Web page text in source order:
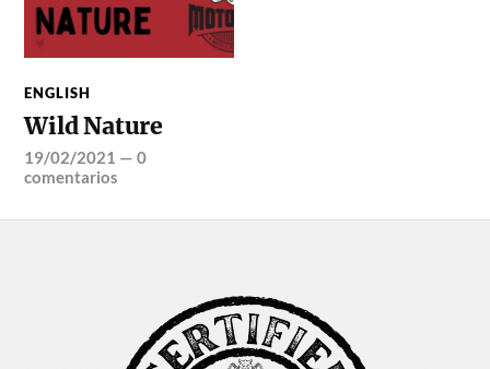
ENGLISH
Wild Nature
19/02/2021 —0
comentarios